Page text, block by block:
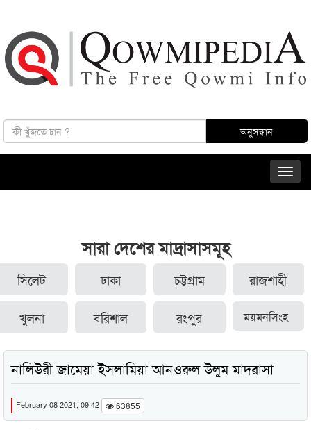
সারা দেশের মাদ্রাসাসমূহ
সিলেট ঢাকা চট্টগ্রাম রাজশাহী
খুলনা বরিশাল রংপুর ময়মনসিংহ
নালিউরী জামেয়া ইসলামিয়া আনওরুল উলুম মাদরাসা
February 08 2021, 09:42 63855